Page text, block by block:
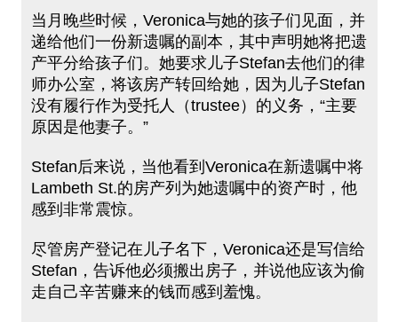
当月晚些时候，Veronica与她的孩子们见面，并
递给他们一份新遗嘱的副本，其中声明她将把遗
产平分给孩子们。她要求儿子Stefan去他们的律
师办公室，将该房产转回给她，因为儿子Stefan
没有履行作为受托人（trustee）的义务，“主要
原因是他妻子。”
Stefan后来说，当他看到Veronica在新遗嘱中将
Lambeth St.的房产列为她遗嘱中的资产时，他
感到非常震惊。
尽管房产登记在儿子名下，Veronica还是写信给
Stefan，告诉他必须搬出房子，并说他应该为偷
走自己辛苦赚来的钱而感到羞愧。